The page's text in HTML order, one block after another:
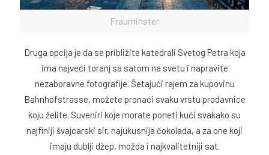
Frauminster
Druga opcija je da se približite katedrali Svetog Petra koja
ima najveći toranj sa satom na svetu i napravite
nezaboravne fotografije. Šetajući rajem za kupovinu
Bahnhofstrasse, možete pronaći svaku vrstu prodavnice
koju želite. Suveniri koje morate poneti kući svakako su
najfiniji švajcarski sir, najukusnija čokolada, a za one koji
imaju dublji džep, možda i najkvalitetniji sat.